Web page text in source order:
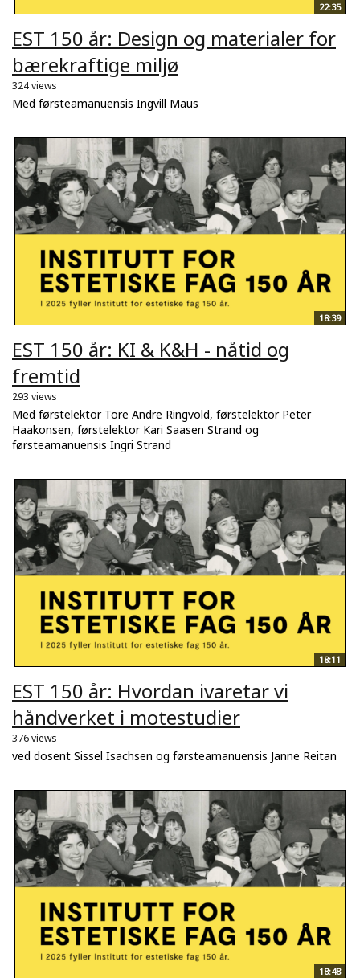
22:35
EST 150 år: Design og materialer for
bærekraftige miljø
324 views
Med førsteamanuensis Ingvill Maus
18:39
EST 150 år: KI & K&H - nåtid og
fremtid
293 views
Med førstelektor Tore Andre Ringvold, førstelektor Peter
Haakonsen, førstelektor Kari Saasen Strand og
førsteamanuensis Ingri Strand
18:11
EST 150 år: Hvordan ivaretar vi
håndverket i motestudier
376 views
ved dosent Sissel Isachsen og førsteamanuensis Janne Reitan
18:48